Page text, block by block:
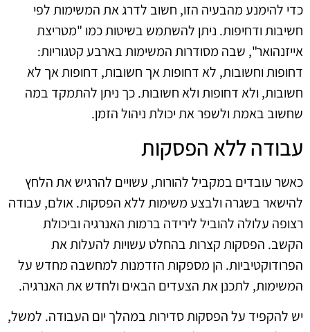
כדי להימנע מהבעיה הזו, חשוב לדרג את המשימות לפי
חשיבות ודחיפות. ניתן להשתמש בשיטות כמו "מטריצת
אייזנהואר", שבה מסודרות המשימות בארבע קטגוריות:
דחופות וחשובות, לא דחופות אך חשובות, דחופות אך לא
חשובות, ולא דחופות ולא חשובות. כך ניתן להתמקד במה
שחשוב באמת ולשפר את יכולת ניהול הזמן.
עבודה ללא הפסקות
כאשר עובדים במקביל להורות, עשויים להרגיש את הלחץ
להישאר בשגרה ולבצע משימות ללא הפסקות. אולם, עבודה
רצופה עלולה להוביל לירידה ברמות האנרגיה וביכולת
הקשב. הפסקות קצרות בהחלט עשויות להעלות את
הפרודוקטיביות. הן מספקות הזדמנות למחשבה מחדש על
המשימות, לתכנן את הצעדים הבאים ולחדש את האנרגיה.
יש להקפיד על הפסקות סדירות במהלך יום העבודה. למשל,